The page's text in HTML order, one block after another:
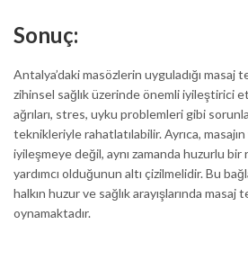
Sonuç:
Antalya’daki masözlerin uyguladığı masaj
zihinsel sağlık üzerinde önemli iyileştirici
ağrıları, stres, uyku problemleri gibi
teknikleriyle rahatlatılabilir. Ayrıca, masajın
iyileşmeye değil, aynı zamanda huzurlu bir
yardımcı olduğunun altı çizilmelidir. Bu
halkın huzur ve sağlık arayışlarında
oynamaktadır.